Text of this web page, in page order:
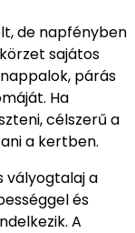
de napfényben
sajátos
párás
Ha
célszerű a
a kertben.
vályogtalaj a
és
A